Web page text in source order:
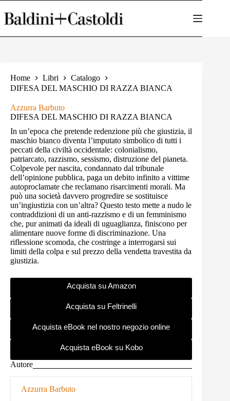
al
contenuto
Home Libri
Catalogo
DIFESA DEL MASCHIO DI RAZZA BIANCA
Azzurra Barbuto
DIFESA DEL MASCHIO DI RAZZA BIANCA
In un’epoca che pretende redenzione più che giustizia, il
maschio bianco diventa l’imputato simbolico di tutti i
peccati della civiltà occidentale: colonialismo,
patriarcato, razzismo, sessismo, distruzione del pianeta.
Colpevole per nascita, condannato dal tribunale
dell’opinione pubblica, paga un debito infinito a vittime
autoproclamate che reclamano risarcimenti morali. Ma
può una società davvero progredire se sostituisce
un’ingiustizia con un’altra? Questo testo mette a nudo le
contraddizioni di un anti-razzismo e di un femminismo
che, pur animati da ideali di uguaglianza, finiscono per
alimentare nuove forme di discriminazione. Una
riflessione scomoda, che costringe a interrogarsi sui
limiti della colpa e sul prezzo della vendetta travestita da
giustizia.
Acquista su Amazon
Acquista su Feltrinelli
Acquista eBook nel nostro negozio online
Acquista eBook su Kobo
Autore
Azzurra Barbuto